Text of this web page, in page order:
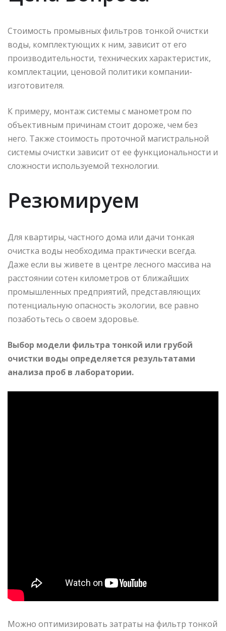
Стоимость промывных фильтров тонкой очистки
воды, комплектующих к ним, зависит от его
производительности, технических характеристик,
комплектации, ценовой политики компании-
изготовителя.
К примеру, монтаж системы с манометром по
объективным причинам стоит дороже, чем без
него. Также стоимость проточной магистральной
системы очистки зависит от ее функциональности и
сложности используемой технологии.
Резюмируем
Для квартиры, частного дома или дачи тонкая
очистка воды необходима практически всегда.
Даже если вы живете в центре лесного массива на
расстоянии сотен километров от ближайших
промышленных предприятий, представляющих
потенциальную опасность экологии, все равно
позаботьтесь о своем здоровье.
Выбор модели фильтра тонкой или грубой
очистки воды определяется результатами
анализа проб в лаборатории.
Можно оптимизировать затраты на фильтр тонкой